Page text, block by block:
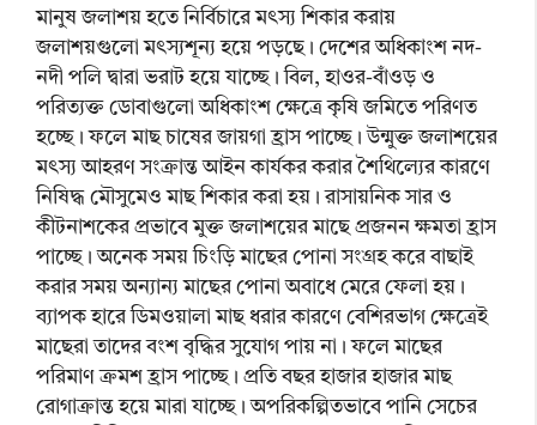
মানুষ জলাশয় হতে নির্বিচারে মৎস্য শিকার করায়
জলাশয়গুলো মৎস্যশূন্য হয়ে পড়ছে। দেশের অধিকাংশ নদ-
নদী পলি দ্বারা ভরাট হয়ে যাচ্ছে। বিল, হাওর-বাঁওড় ও
পরিত্যক্ত ডোবাগুলো অধিকাংশ ক্ষেত্রে কৃষি জমিতে পরিণত
হচ্ছে। ফলে মাছ চাষের জায়গা হ্রাস পাচ্ছে। উন্মুক্ত জলাশয়ের
মৎস্য আহরণ সংক্রান্ত আইন কার্যকর করার শৈথিল্যের কারণে
নিষিদ্ধ মৌসুমেও মাছ শিকার করা হয়। রাসায়নিক সার ও
কীটনাশকের প্রভাবে মুক্ত জলাশয়ের মাছে প্রজনন ক্ষমতা হ্রাস
পাচ্ছে। অনেক সময় চিংড়ি মাছের পোনা সংগ্রহ করে বাছাই
করার সময় অন্যান্য মাছের পোনা অবাধে মেরে ফেলা হয়।
ব্যাপক হারে ডিমওয়ালা মাছ ধরার কারণে বেশিরভাগ ক্ষেত্রেই
মাছেরা তাদের বংশ বৃদ্ধির সুযোগ পায় না। ফলে মাছের
পরিমাণ ক্রমশ হ্রাস পাচ্ছে। প্রতি বছর হাজার হাজার মাছ
রোগাক্রান্ত হয়ে মারা যাচ্ছে। অপরিকল্পিতভাবে পানি সেচের